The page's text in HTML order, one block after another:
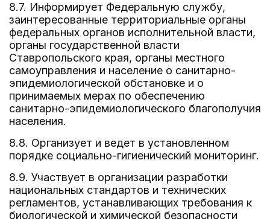
8.7. Информирует Федеральную службу,
заинтересованные территориальные органы
федеральных органов исполнительной власти,
органы государственной власти
Ставропольского края, органы местного
самоуправления и население о санитарно-
эпидемиологической обстановке и о
принимаемых мерах по обеспечению
санитарно-эпидемиологического благополучия
населения.
8.8. Организует и ведет в установленном
порядке социально-гигиенический мониторинг.
8.9. Участвует в организации разработки
национальных стандартов и технических
регламентов, устанавливающих требования к
биологической и химической безопасности